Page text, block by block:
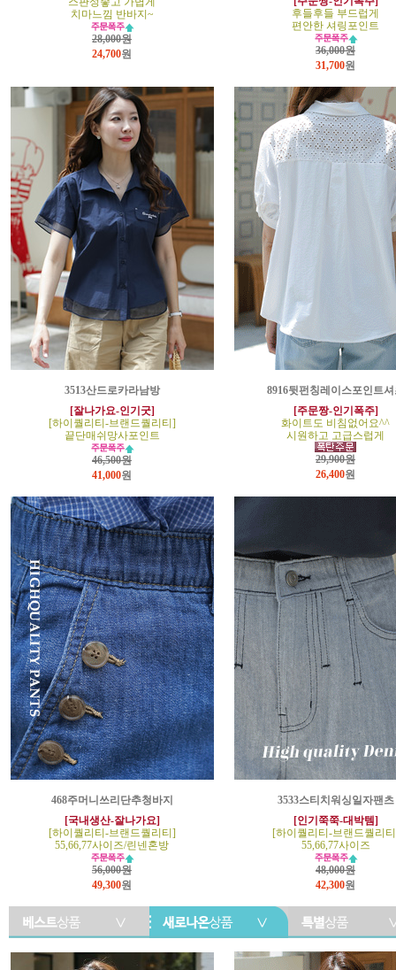
치마느낌 반바지~
28,000원
24,700원
후들후들 부드럽게
편안한 셔링포인트
36,000원
31,700원
3513산드로카라남방
[잘나가요-인기굿]
[하이퀄리티-브랜드퀄리티]
끝단매쉬망사포인트
46,500원
41,000원
8916뒷펀칭레이스포인트셔
[주문짱-인기폭주]
화이트도 비침없어요^^
시원하고 고급스럽게
29,900원
26,400원
468주머니쓰리단추청바지
[국내생산-잘나가요]
[하이퀄리티-브랜드퀄리티]
55,66,77사이즈/린넨혼방
56,000원
49,300원
3533스티치워싱일자팬츠
[인기쭉쭉-대박템]
[하이퀄리티-브랜드퀄리
55,66,77사이즈
48,000원
42,300원